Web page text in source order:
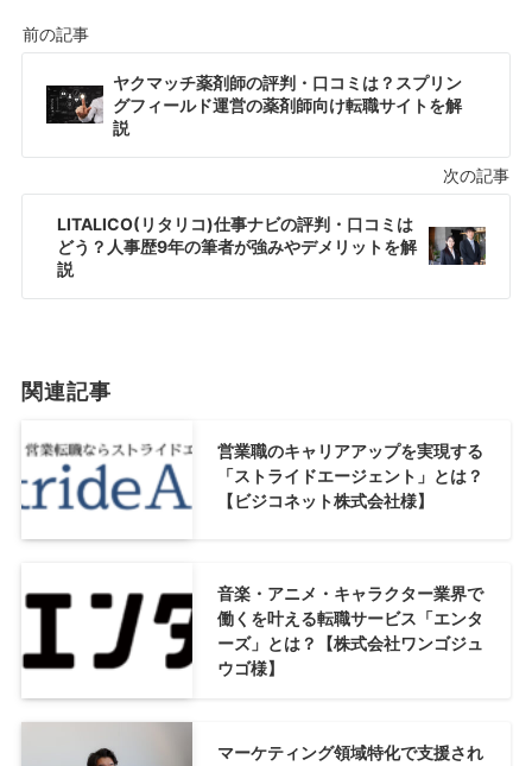
ヤクマッチ薬剤師の評判・口コミは？スプリン
グフィールド運営の薬剤師向け転職サイトを解
説
LITALICO(リタリコ)仕事ナビの評判・口コミは
どう？人事歴9年の筆者が強みやデメリットを解
説
関連記事
営業職のキャリアアップを実現する
「ストライドエージェント」とは？
【ビジコネット株式会社様】
音楽・アニメ・キャラクター業界で
働くを叶える転職サービス「エンタ
ーズ」とは？【株式会社ワンゴジュ
ウゴ様】
マーケティング領域特化で支援され